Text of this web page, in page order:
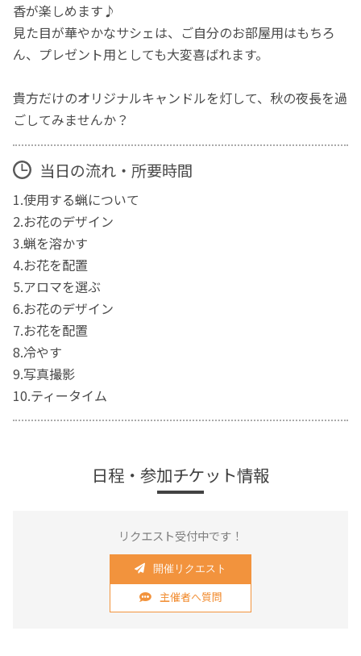
香が楽しめます♪
見た目が華やかなサシェは、ご自分のお部屋用はもちろ
ん、プレゼント用としても大変喜ばれます。
貴方だけのオリジナルキャンドルを灯して、秋の夜長を過
ごしてみませんか？
当日の流れ・所要時間
1.使用する蝋について
2.お花のデザイン
3.蝋を溶かす
4.お花を配置
5.アロマを選ぶ
6.お花のデザイン
7.お花を配置
8.冷やす
9.写真撮影
10.ティータイム
日程・参加チケット情報
リクエスト受付中です！
開催リクエスト
主催者へ質問